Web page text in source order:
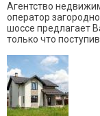
Агентство
оператор
шоссе предлагает
только что